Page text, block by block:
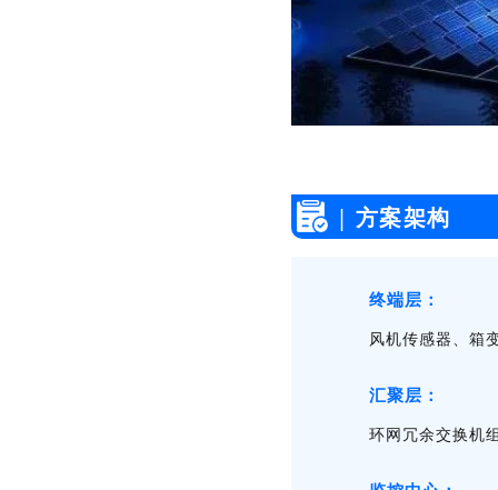
| 方案架构
终端层：
风机传感器、箱
汇聚层：
环网冗余交换机